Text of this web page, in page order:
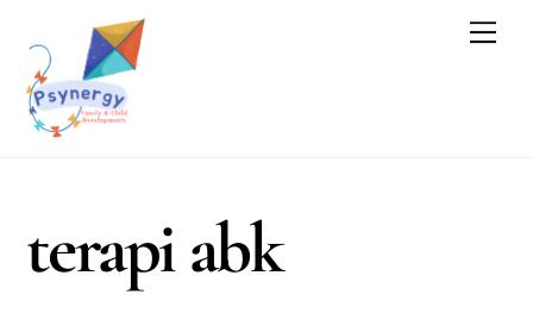
content
terapi abk